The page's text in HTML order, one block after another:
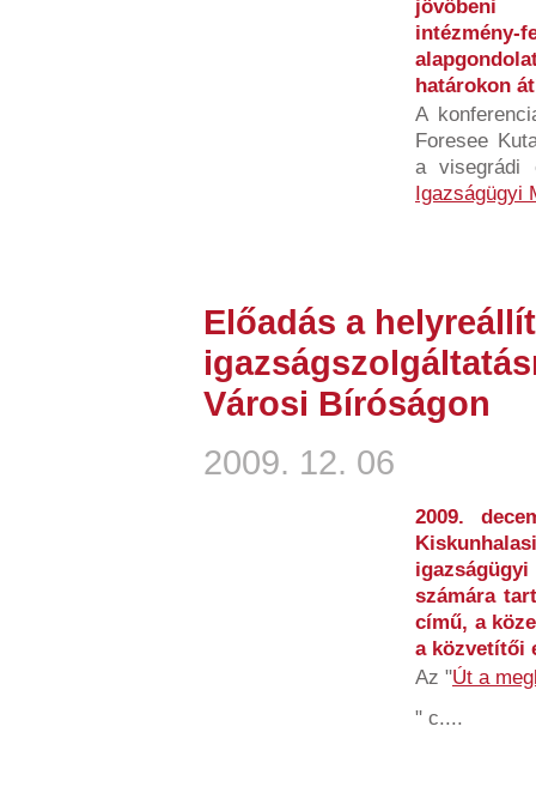
jövőbeni
határokon
A
Foresee
a visegrádi
Igazságügyi
Előadás a
Városi Bíróságon
2009. 12. 06
2009.
számára
című, a
a közvetítői
Az "Út a
" c....